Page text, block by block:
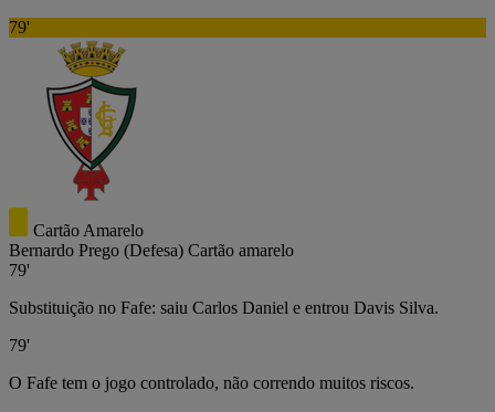
79'
Cartão Amarelo
Bernardo Prego (Defesa) Cartão amarelo
79'
Substituição no Fafe: saiu Carlos Daniel e entrou Davis Silva.
79'
O Fafe tem o jogo controlado, não correndo muitos riscos.